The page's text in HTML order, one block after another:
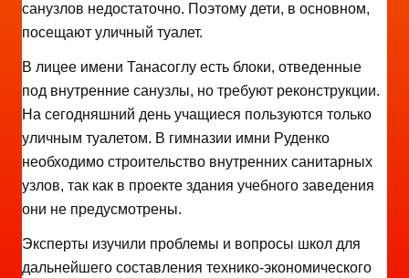
санузлов недостаточно. Поэтому дети, в основном,
посещают уличный туалет.
В лицее имени Танасоглу есть блоки, отведенные
под внутренние санузлы, но требуют реконструкции.
На сегодняшний день учащиеся пользуются только
уличным туалетом. В гимназии имни Руденко
необходимо строительство внутренних санитарных
узлов, так как в проекте здания учебного заведения
они не предусмотрены.
Эксперты изучили проблемы и вопросы школ для
дальнейшего составления технико-экономического